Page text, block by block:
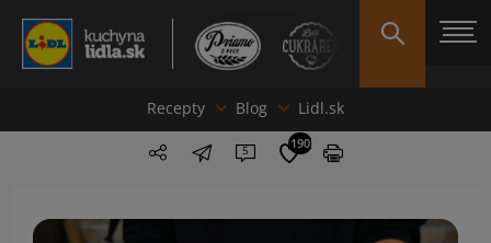
Recepty Blog Lidl.sk
5 190